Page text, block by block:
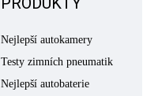
Nejlepší autokamery
Testy zimních pneumatik
Nejlepší autobaterie